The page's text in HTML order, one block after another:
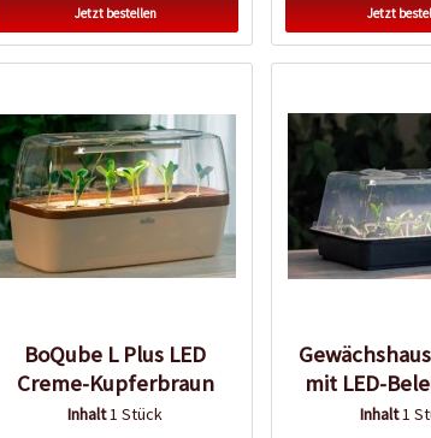
Jetzt bestellen Jetzt
BoQube L Plus LED
Creme-Kupferbraun
Inhalt1 Stück
mit LED-
Inhalt1